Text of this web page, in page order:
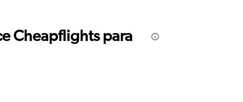
Cheapflights para